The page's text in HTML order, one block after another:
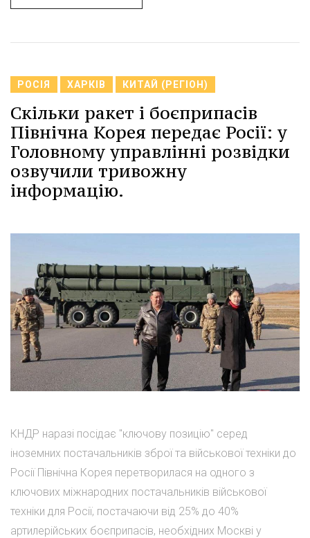
РОСІЯ ХАРКІВ КИТАЙ (РЕГІОН)
Скільки ракет і боєприпасів
Північна Корея передає Росії: у
Головному управлінні розвідки
озвучили тривожну
інформацію.
КНДР наразі посідає "ключову позицію" серед
іноземних постачальників зброї та військової техніки до
Росії Північна Корея перетворилася на одного з
ключових міжнародних постачальників військової
техніки для Росії, постачаючи від 25% до 40%
артилерійських боєприпасів, необхідних Москві у